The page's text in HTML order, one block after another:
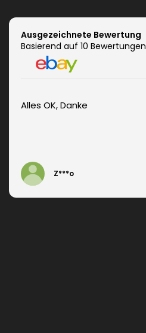
Ausgezeichnete Bewertung
Basierend auf 10 Bewertungen
Alles OK, Danke
Z***o